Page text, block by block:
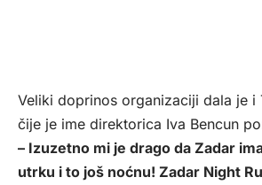
Veliki doprinos organizaciji dala je i
čije je ime direktorica Iva Bencun
– Izuzetno mi je drago da Zadar
utrku i to još noćnu! Zadar Night